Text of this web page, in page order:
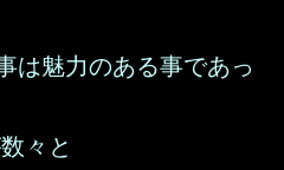
は魅力のある事であっ
々と